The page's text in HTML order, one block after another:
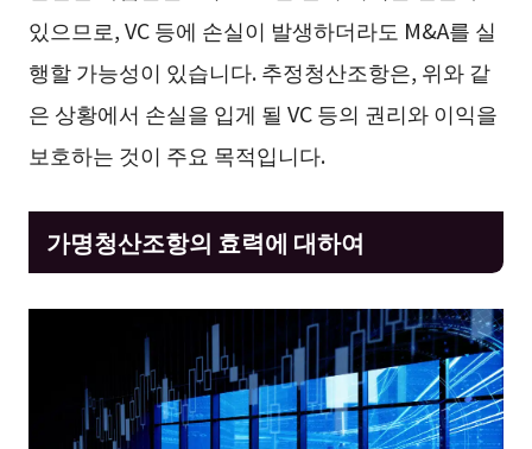
있으므로, VC 등에 손실이 발생하더라도 M&A를 실
행할 가능성이 있습니다. 추정청산조항은, 위와 같
은 상황에서 손실을 입게 될 VC 등의 권리와 이익을
보호하는 것이 주요 목적입니다.
가명청산조항의 효력에 대하여